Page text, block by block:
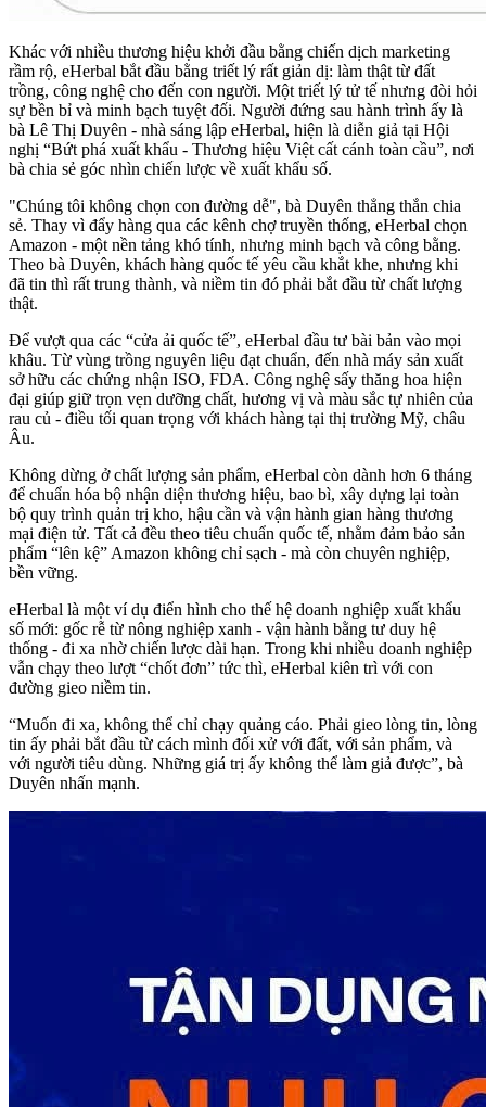
Khác với nhiều thương hiệu khởi đầu bằng chiến dịch marketing
rầm rộ, eHerbal bắt đầu bằng triết lý rất giản dị: làm thật từ đất
trồng, công nghệ cho đến con người. Một triết lý tử tế nhưng đòi hỏi
sự bền bỉ và minh bạch tuyệt đối. Người đứng sau hành trình ấy là
bà Lê Thị Duyên - nhà sáng lập eHerbal, hiện là diễn giả tại Hội
nghị “Bứt phá xuất khẩu - Thương hiệu Việt cất cánh toàn cầu”, nơi
bà chia sẻ góc nhìn chiến lược về xuất khẩu số.
"Chúng tôi không chọn con đường dễ", bà Duyên thẳng thắn chia
sẻ. Thay vì đẩy hàng qua các kênh chợ truyền thống, eHerbal chọn
Amazon - một nền tảng khó tính, nhưng minh bạch và công bằng.
Theo bà Duyên, khách hàng quốc tế yêu cầu khắt khe, nhưng khi
đã tin thì rất trung thành, và niềm tin đó phải bắt đầu từ chất lượng
thật.
Để vượt qua các “cửa ải quốc tế”, eHerbal đầu tư bài bản vào mọi
khâu. Từ vùng trồng nguyên liệu đạt chuẩn, đến nhà máy sản xuất
sở hữu các chứng nhận ISO, FDA. Công nghệ sấy thăng hoa hiện
đại giúp giữ trọn vẹn dưỡng chất, hương vị và màu sắc tự nhiên của
rau củ - điều tối quan trọng với khách hàng tại thị trường Mỹ, châu
Âu.
Không dừng ở chất lượng sản phẩm, eHerbal còn dành hơn 6 tháng
để chuẩn hóa bộ nhận diện thương hiệu, bao bì, xây dựng lại toàn
bộ quy trình quản trị kho, hậu cần và vận hành gian hàng thương
mại điện tử. Tất cả đều theo tiêu chuẩn quốc tế, nhằm đảm bảo sản
phẩm “lên kệ” Amazon không chỉ sạch - mà còn chuyên nghiệp,
bền vững.
eHerbal là một ví dụ điển hình cho thế hệ doanh nghiệp xuất khẩu
số mới: gốc rễ từ nông nghiệp xanh - vận hành bằng tư duy hệ
thống - đi xa nhờ chiến lược dài hạn. Trong khi nhiều doanh nghiệp
vẫn chạy theo lượt “chốt đơn” tức thì, eHerbal kiên trì với con
đường gieo niềm tin.
“Muốn đi xa, không thể chỉ chạy quảng cáo. Phải gieo lòng tin, lòng
tin ấy phải bắt đầu từ cách mình đối xử với đất, với sản phẩm, và
với người tiêu dùng. Những giá trị ấy không thể làm giả được”, bà
Duyên nhấn mạnh.